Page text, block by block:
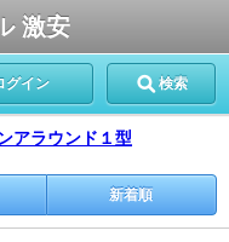
激安
グイン 検索
アラウンド１型
新着順